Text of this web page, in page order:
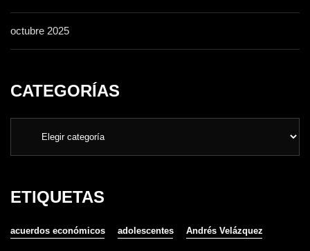
octubre 2025
CATEGORÍAS
ETIQUETAS
acuerdos económicos adolescentes Andrés Velázquez